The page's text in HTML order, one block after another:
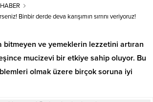
Binbir derde deva karışımın sırrını veriyoruz!
bitmeyen ve yemeklerin lezzetini artıran
mucizevi bir etkiye sahip oluyor. Bu
olmak üzere birçok soruna iyi